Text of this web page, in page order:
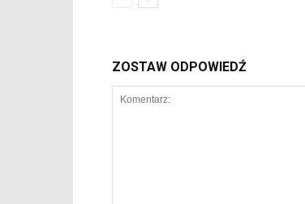
ZOSTAW ODPOWIEDŹ